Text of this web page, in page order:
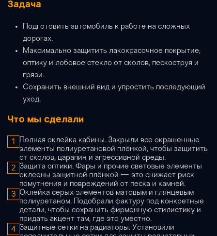
Задача
Подготовить автомобиль к работе на сложных
дорогах.
Максимально защитить лакокрасочное покрытие,
оптику и лобовое стекло от сколов, пескоструя и
грязи.
Сохранить внешний вид и упростить последующий
уход.
Что мы сделали
1
Полная оклейка кабины. Закрыли все окрашенные
элементы полиуретановой плёнкой, чтобы защитить
от сколов, царапин и агрессивной среды.
2 Защита оптики. Фары и прочие световые элементы
оклеены защитной плёнкой — это снижает риск
помутнения и повреждений от песка и камней.
3 Оклейка серых элементов матовым и глянцевым
полиуретаном. Подобрали фактуру под конкретные
детали, чтобы сохранить фирменную стилистику и
придать акцент там, где это уместно.
4 Защитные сетки на радиаторы. Установили